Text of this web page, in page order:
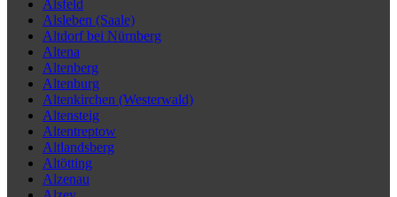
Alsfeld
Alsleben (Saale)
Altdorf bei Nürnberg
Altena
Altenberg
Altenburg
Altenkirchen (Westerwald)
Altensteig
Altentreptow
Altlandsberg
Altötting
Alzenau